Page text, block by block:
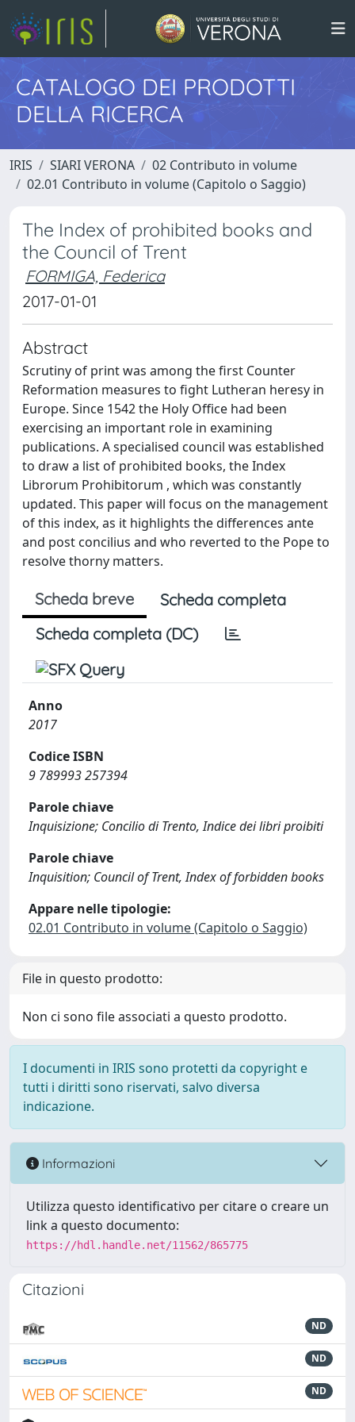
CATALOGO DEI PRODOTTI
DELLA RICERCA
IRIS SIARI VERONA
02 Contributo in volume
02.01 Contributo in volume (Capitolo o Saggio)
The Index of prohibited books and
the Council of Trent
FORMIGA, Federica
2017-01-01
Abstract
Scrutiny of print was among the first Counter
Reformation measures to fight Lutheran heresy in
Europe. Since 1542 the Holy Office had been
exercising an important role in examining
publications. A specialised council was established
to draw a list of prohibited books, the Index
Librorum Prohibitorum , which was constantly
updated. This paper will focus on the management
of this index, as it highlights the differences ante
and post concilius and who reverted to the Pope to
resolve thorny matters.
Scheda breve
Scheda completa
Scheda completa (DC)
Anno
2017
Codice ISBN
9 789993 257394
Parole chiave
Inquisizione; Concilio di Trento, Indice dei libri proibiti
Parole chiave
Inquisition; Council of Trent, Index of forbidden books
Appare nelle tipologie:
02.01 Contributo in volume (Capitolo o Saggio)
File in questo prodotto:
Non ci sono file associati a questo prodotto.
I documenti in IRIS sono protetti da copyright e
tutti i diritti sono riservati, salvo diversa
indicazione.
Informazioni
Utilizza questo identificativo per citare o creare un
link a questo documento:
https://hdl.handle.net/11562/865775
Citazioni
ND
ND
ND